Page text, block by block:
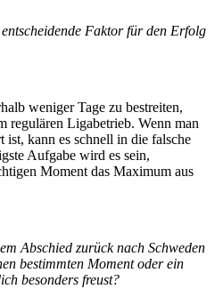
Faktor für den Erfolg
weniger Tage zu bestreiten,
regulären Ligabetrieb. Wenn man
kann es schnell in die falsche
Aufgabe wird es sein,
Moment das Maximum aus
Abschied zurück nach Schweden
bestimmten Moment oder ein
besonders freust?